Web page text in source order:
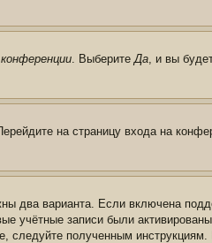
. ВыберитеДа, и вы
на страницу входа на
два варианта. Если включена
учётные записи были
следуйте полученным